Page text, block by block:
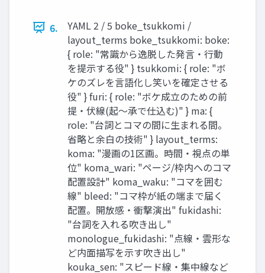
6.
YAML 2 / 5 boke_tsukkomi /
layout_terms boke_tsukkomi: boke:
{ role: "常識から逸脱した発言・行動
を提示する役" } tsukkomi: { role: "ボ
ケのズレを言語化し笑いを確定させる
役" } furi: { role: "ボケ成立のための前
提・伏線(起〜承で仕込む)" } ma: {
role: "台詞とコマの間に生まれる間。
省略と余白の技術" } layout_terms:
koma: "漫画の1区画。時間・視点の単
位" koma_wari: "ページ/枠内へのコマ
配置設計" koma_waku: "コマを囲む
線" bleed: "コマ枠が紙の端まで届く
配置。開放感・衝撃演出" fukidashi:
"台詞を入れる吹き出し"
monologue_fukidashi: "点線・雲形な
ど内面描写を示す吹き出し"
kouka_sen: "スピード線・集中線など